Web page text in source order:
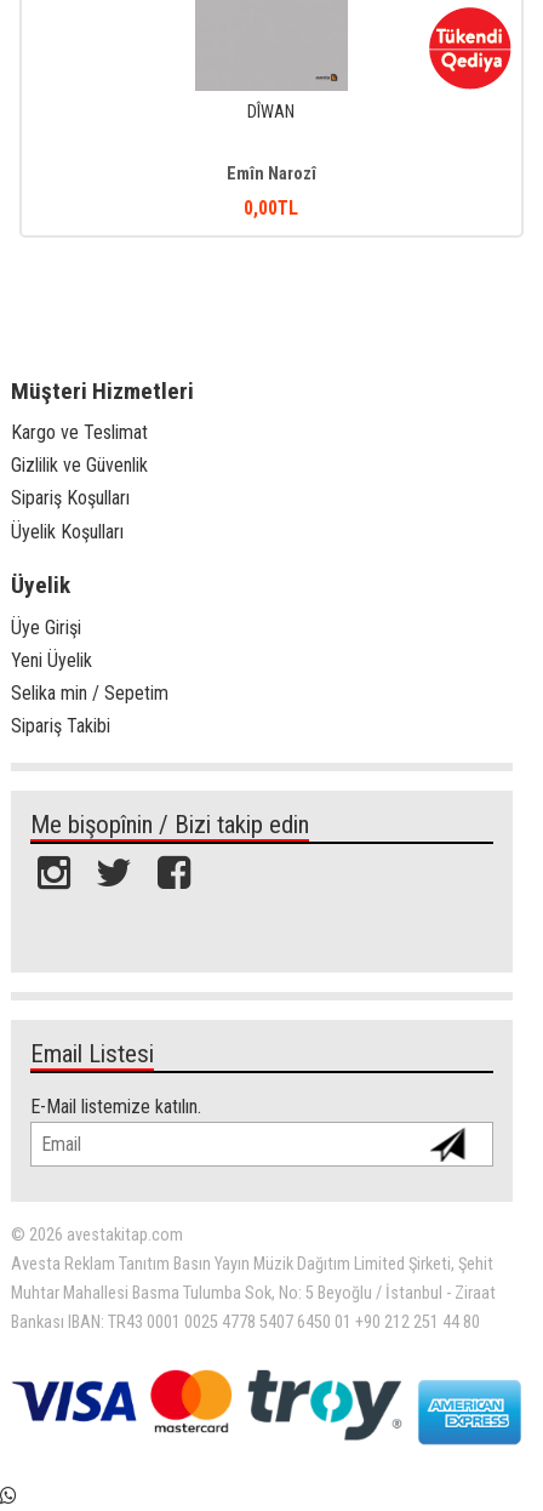
DÎWAN
Emîn Narozî
0,00TL
Müşteri Hizmetleri
Kargo ve Teslimat
Gizlilik ve Güvenlik
Sipariş Koşulları
Üyelik Koşulları
Üyelik
Üye Girişi
Yeni Üyelik
Selika min / Sepetim
Sipariş Takibi
Me bişopînin / Bizi takip edin
Email Listesi
E-Mail listemize katılın.
© 2026 avestakitap.com
Avesta Reklam Tanıtım Basın Yayın Müzik Dağıtım Limited Şirketi, Şehit
Muhtar Mahallesi Basma Tulumba Sok, No: 5 Beyoğlu / İstanbul - Ziraat
Bankası IBAN: TR43 0001 0025 4778 5407 6450 01 +90 212 251 44 80